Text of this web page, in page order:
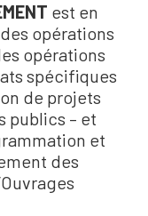
est en
opérations
opérations
spécifiques
de projets
publics – et
et
des